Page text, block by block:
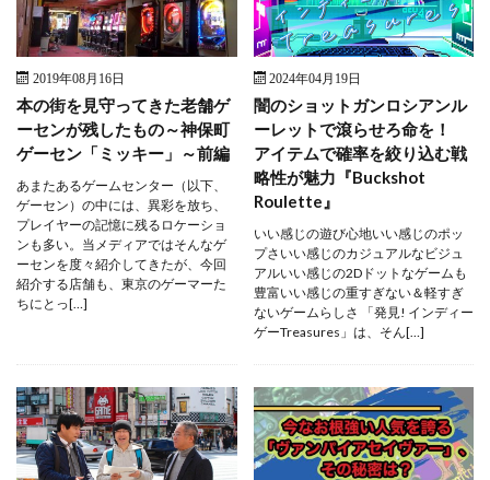
2019年08月16日
本の街を見守ってきた老舗ゲ
ーセンが残したもの～神保町
ゲーセン「ミッキー」～前編
あまたあるゲームセンター（以下、
ゲーセン）の中には、異彩を放ち、
プレイヤーの記憶に残るロケーショ
ンも多い。当メディアではそんなゲ
ーセンを度々紹介してきたが、今回
紹介する店舗も、東京のゲーマーた
ちにとっ[…]
2024年04月19日
闇のショットガンロシアンル
ーレットで滾らせろ命を！
アイテムで確率を絞り込む戦
略性が魅力『Buckshot
Roulette』
いい感じの遊び心地いい感じのポッ
プさいい感じのカジュアルなビジュ
アルいい感じの2Dドットなゲームも
豊富いい感じの重すぎない＆軽すぎ
ないゲームらしさ 「発見! インディー
ゲーTreasures」は、そん[…]